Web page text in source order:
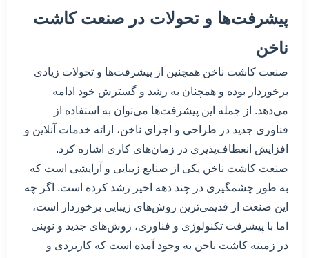
پیشرفت‌ها و تحولات در صنعت کاشت
ناخن
صنعت کاشت ناخن همچنین از پیشرفت‌ها و تحولات زیادی
برخوردار بوده و همچنان به رشد و گسترش خود ادامه
می‌دهد. از جمله این پیشرفت‌ها می‌توان به استفاده از
فناوری جدید در طراحی و اجرای ناخن، ارائه خدمات آنلاین و
افزایش انعطاف‌پذیری در زمان‌های کاری اشاره کرد.
صنعت کاشت ناخن یکی از صنایع زیبایی و آرایشی است که
به طور چشمگیری در چند دهه اخیر رشد کرده است. اگر چه
این صنعت از قدیمی‌ترین روش‌های زیبایی برخوردار است،
اما با پیشرفت تکنولوژی و فناوری، روش‌های جدید و نوینی
در زمینه کاشت ناخن به وجود آمده است که کاربردی و